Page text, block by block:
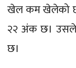
खेल कम खेलेको छ।
२२ अंक छ।
छ।